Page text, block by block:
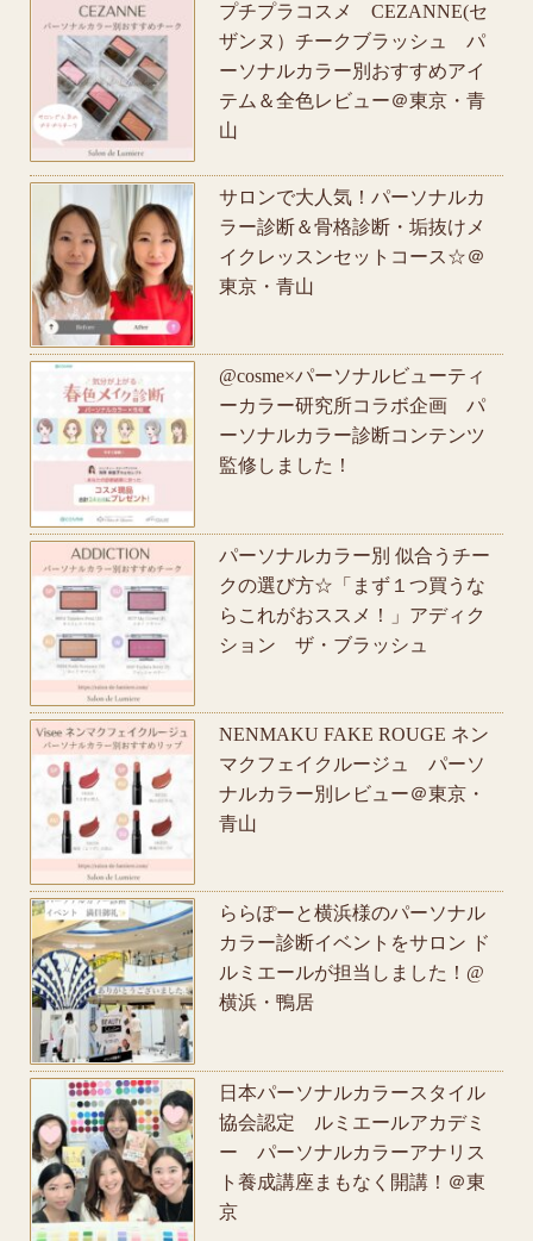
プチプラコスメ CEZANNE(セ
ザンヌ）チークブラッシュ パ
ーソナルカラー別おすすめアイ
テム＆全色レビュー＠東京・青
山
サロンで大人気！パーソナルカ
ラー診断＆骨格診断・垢抜けメ
イクレッスンセットコース☆＠
東京・青山
@cosme×パーソナルビューティ
ーカラー研究所コラボ企画 パ
ーソナルカラー診断コンテンツ
監修しました！
パーソナルカラー別 似合うチー
クの選び方☆「まず１つ買うな
らこれがおススメ！」アディク
ション ザ・ブラッシュ
NENMAKU FAKE ROUGE ネン
マクフェイクルージュ パーソ
ナルカラー別レビュー＠東京・
青山
ららぽーと横浜様のパーソナル
カラー診断イベントをサロン ド
ルミエールが担当しました！@
横浜・鴨居
日本パーソナルカラースタイル
協会認定 ルミエールアカデミ
ー パーソナルカラーアナリス
ト養成講座まもなく開講！＠東
京